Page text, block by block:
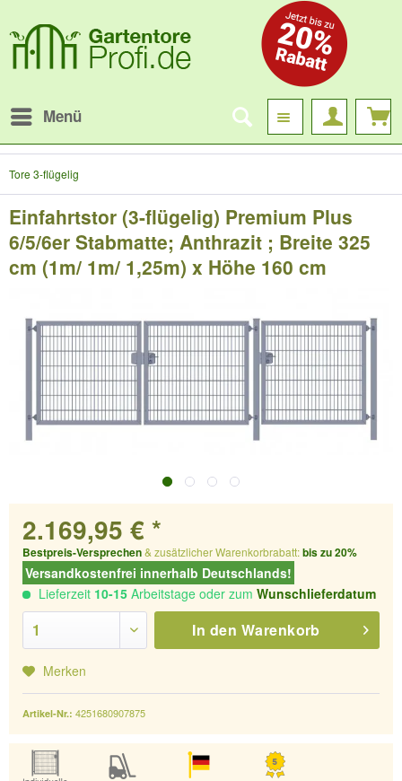
Menü
Tore 3-flügelig
Einfahrtstor (3-flügelig) Premium Plus
6/5/6er Stabmatte; Anthrazit ; Breite 325
cm (1m/ 1m/ 1,25m) x Höhe 160 cm
2.169,95 € *
Bestpreis-Versprechen& zusätzlicher Warenkorbrabatt:bis zu 20%
Versandkostenfrei innerhalb Deutschlands!
Lieferzeit 10-15 Arbeitstage oder zum Wunschlieferdatum
In den Warenkorb
Merken
Artikel-Nr.: 4251680907875